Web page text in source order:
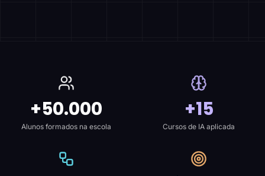
+50.000
Alunos formados na escola
+15
Cursos de IA aplicada